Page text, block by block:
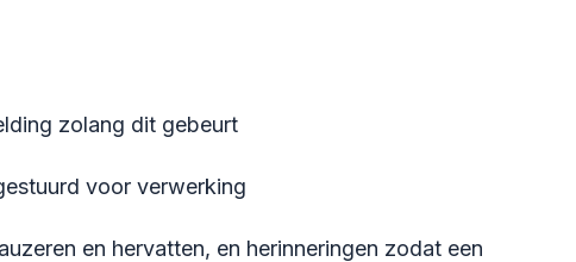
zolang dit gebeurt
voor verwerking
en hervatten, en herinneringen zodat een